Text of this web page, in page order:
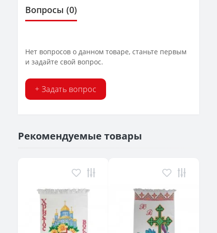
Вопросы (0)
Нет вопросов о данном товаре, станьте первым
и задайте свой вопрос.
+ Задать вопрос
Рекомендуемые товары